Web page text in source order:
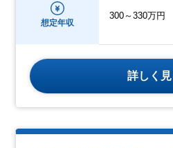
想定年収
300～330万円
詳しく見